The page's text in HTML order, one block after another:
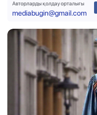
Авторларды қолдау орталығы
mediabugin@gmail.com